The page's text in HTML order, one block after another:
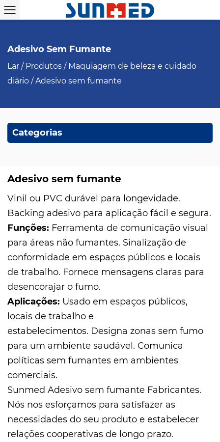
Adesivo Sem Fumante
Lar / Produtos / Maquiagem de beleza e cuidado
diário /Adesivo sem fumante
Categorias
Adesivo sem fumante
Vinil ou PVC durável para longevidade.
Backing adesivo para aplicação fácil e segura.
Funções: Ferramenta de comunicação visual
para áreas não fumantes. Sinalização de
conformidade em espaços públicos e locais
de trabalho. Fornece mensagens claras para
desencorajar o fumo.
Aplicações: Usado em espaços públicos,
locais de trabalho e
estabelecimentos. Designa zonas sem fumo
para um ambiente saudável. Comunica
políticas sem fumantes em ambientes
comerciais.
Sunmed Adesivo sem fumante Fabricantes.
Nós nos esforçamos para satisfazer as
necessidades do seu produto e estabelecer
relações cooperativas de longo prazo.